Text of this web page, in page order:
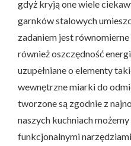
gdyż kryją one wiele
garnków stalowych
zadaniem jest
również oszczędność
uzupełniane o elementy
wewnętrzne miarki do
tworzone są zgodnie z
naszych kuchniach
funkcjonalnymi